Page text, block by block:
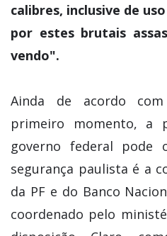
calibres, inclusive de
por estes brutais
vendo".
Ainda de acordo com
primeiro momento, a
governo federal pode
segurança paulista é a
da PF e do Banco
coordenado pelo